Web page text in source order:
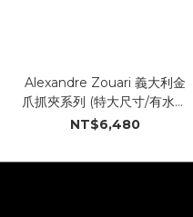
Alexandre Zouari 義大利金
爪抓夾系列 (特大尺寸/有水晶
#20021_GG)
NT$6,480